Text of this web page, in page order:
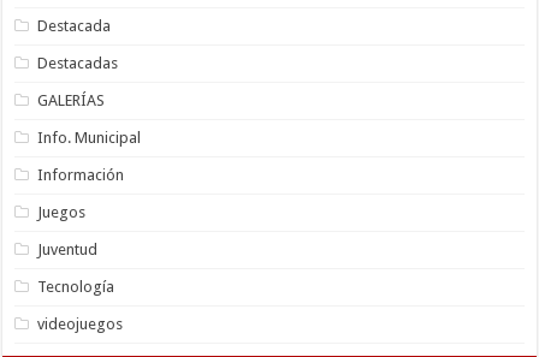
Destacada
Destacadas
GALERÍAS
Info. Municipal
Información
Juegos
Juventud
Tecnología
videojuegos